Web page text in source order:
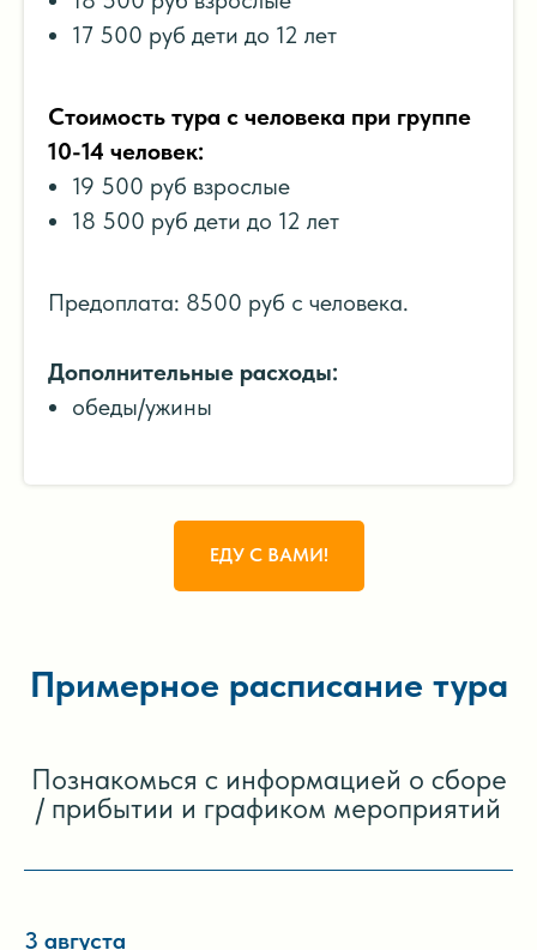
17 500 руб дети до 12 лет
Стоимость тура с человека при группе
10-14 человек:
19 500 руб взрослые
18 500 руб дети до 12 лет
Предоплата: 8500 руб с человека.
Дополнительные расходы:
обеды/ужины
ЕДУ С ВАМИ!
Примерное расписание тура
Познакомься с информацией о сборе
/ прибытии и графиком мероприятий
3 августа